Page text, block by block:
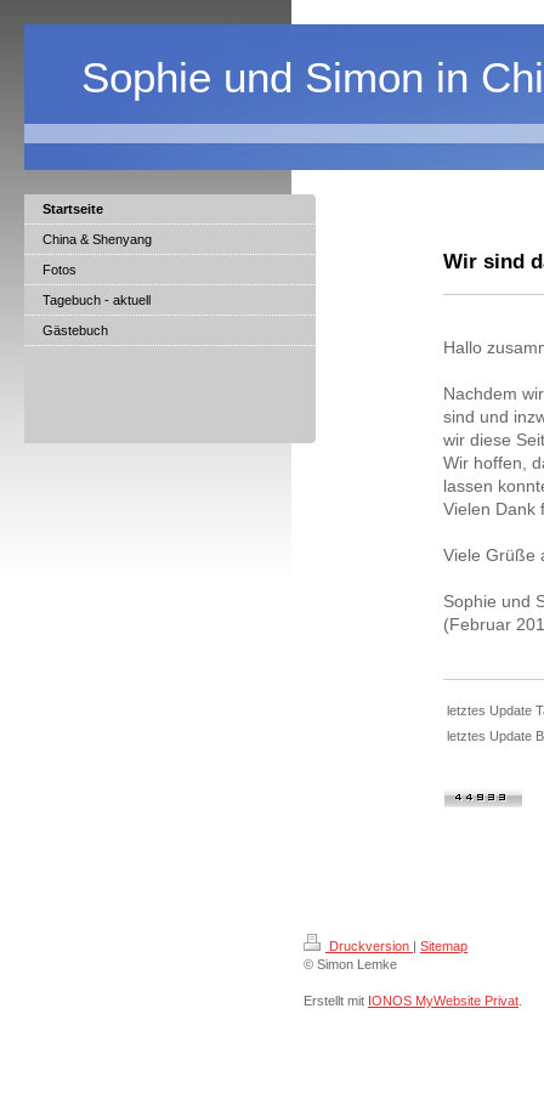
Sophie und Simon in
Wir sind
Hallo
Nachdem
sind und
wir diese
Wir hoffen,
lassen
Vielen Dank
Viele Grüße
Sophie und
(Februar
letztes Update
letztes Update
Startseite
China & Shenyang
Fotos
Tagebuch - aktuell
Gästebuch
Druckversion | Sitemap
© Simon Lemke
Erstellt mit IONOS MyWebsite Privat